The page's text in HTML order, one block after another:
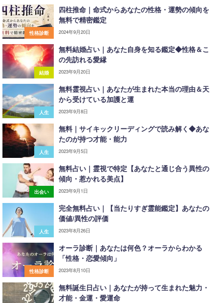
性格診断
四柱推命｜命式からあなたの性格・運勢の傾向を
無料で精密鑑定
2024年9月20日
結婚
無料結婚占い｜あなた自身を知る鑑定◆性格＆こ
の先訪れる愛縁
2023年9月20日
人生
無料霊視占い｜あなたが生まれた本当の理由＆天
から受けている加護と運
2023年9月8日
人生
無料｜サイキックリーディングで読み解く◆あな
たのが持つ才能・能力
2023年9月5日
出会い
無料占い｜霊視で特定【あなたと通じ合う異性の
傾向・惹かれる美点】
2023年9月1日
人生
完全無料占い｜【当たりすぎ霊能鑑定】あなたの
価値/異性の評価
2023年8月26日
性格診断
オーラ診断｜あなたは何色？オーラからわかる
「性格・恋愛傾向」
2023年8月10日
無料誕生日占い｜あなたが持って生まれた魅力・
才能・金運・愛運命